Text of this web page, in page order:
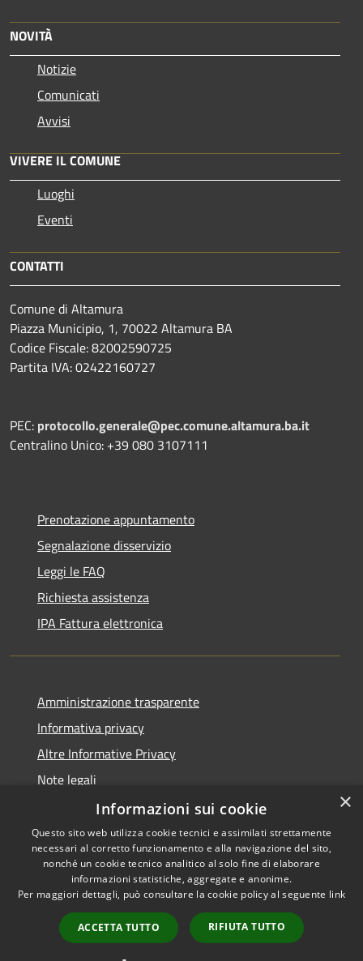
NOVITÀ
Notizie
Comunicati
Avvisi
VIVERE IL COMUNE
Luoghi
Eventi
CONTATTI
Comune di Altamura
Piazza Municipio, 1, 70022 Altamura BA
Codice Fiscale: 82002590725
Partita IVA: 02422160727
PEC: protocollo.generale@pec.comune.altamura.ba.it
Centralino Unico: +39 080 3107111
Prenotazione appuntamento
Segnalazione disservizio
Leggi le FAQ
Richiesta assistenza
IPA Fattura elettronica
Amministrazione trasparente
Informativa privacy
Altre Informative Privacy
Note legali
Dichiarazione di accessibilità
RSS
Accessibilità
Copyright © 2026 • Comune di
Municipium•
Accesso
redazione
×
Informazioni sui cookie
Questo sito web utilizza cookie tecnici e assimilati strettamente
necessari al corretto funzionamento e alla navigazione del sito,
nonché un cookie tecnico analitico al solo fine di elaborare
informazioni statistiche, aggregate e anonime.
Per maggiori dettagli, può consultare la cookie policy al seguente link
ACCETTA TUTTO RIFIUTA TUTTO